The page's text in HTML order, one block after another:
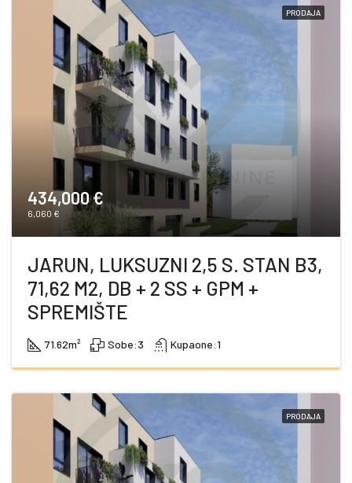
PRODAJA
434,000 €
6,060 €
JARUN, LUKSUZNI 2,5 S. STAN B3,
71,62 M2, DB + 2 SS + GPM +
SPREMIŠTE
71.62m² Sobe:3 Kupaone:1
PRODAJA